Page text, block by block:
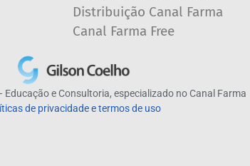
Distribuição Canal Farma
Canal Farma Free
e Consultoria, especializado no Canal Farma
de privacidade e termos de uso